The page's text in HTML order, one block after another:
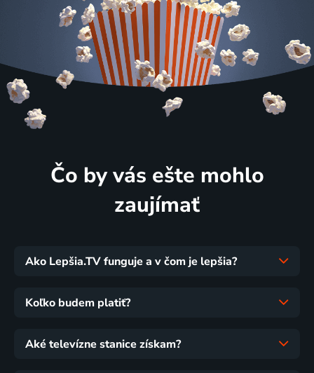
Čo by vás ešte mohlo
zaujímať
Ako Lepšia.TV funguje a v čom je lepšia?
Koľko budem platiť?
Aké televízne stanice získam?